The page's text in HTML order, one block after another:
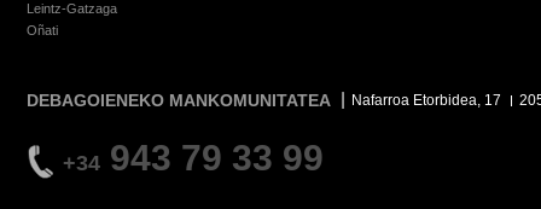
Leintz-Gatzaga
Oñati
DEBAGOIENEKO MANKOMUNITATEA Nafarroa Etorbidea, 17
+34 943 79 33 99